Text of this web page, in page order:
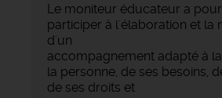
Le moniteur éducateur a
participer à l'élaboration et la
d'un
accompagnement adapté à
la personne, de ses besoins,
de ses droits et